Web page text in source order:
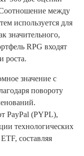
между
используется для
значительного,
RPG входят
роста.
значение с
повороту
PayPal (PYPL),
технологических
составляя